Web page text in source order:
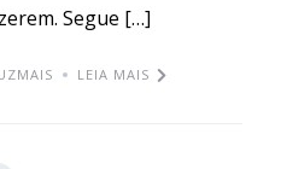
Segue […]
LEIA MAIS